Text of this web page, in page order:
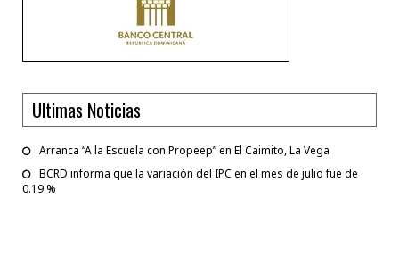
Ultimas Noticias
Arranca “A la Escuela con Propeep” en El Caimito, La Vega
BCRD informa que la variación del IPC en el mes de julio fue de
0.19 %